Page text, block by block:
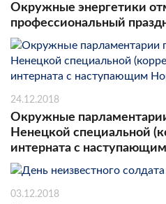
Окружные энергетики
профессиональный
24.12.2018
Окружные
Ненецкой специальной
интерната с
03.12.2018